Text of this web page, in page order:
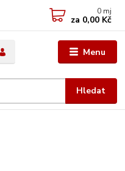
Menu
Hledat
0 mj
za 0,00 Kč